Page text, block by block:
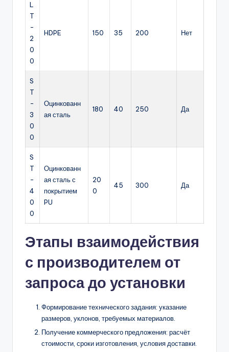
L
T
-
2
0
0
HDPE 150 35 200 Нет
S
T
-
3
0
0
Оцинкованн
ая сталь
180 40 250 Да
S
T
-
4
0
0
Оцинкованн
ая сталь с
покрытием
PU
20
0
45 300 Да
Этапы взаимодействия
с производителем от
запроса до установки
Формирование технического задания: указание
размеров, уклонов, требуемых материалов.
Получение коммерческого предложения: расчёт
стоимости, сроки изготовления, условия доставки.